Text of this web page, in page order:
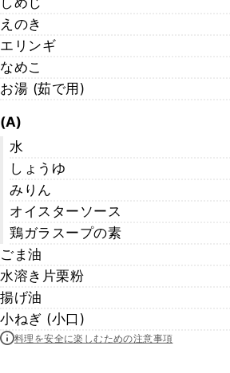
えのき
エリンギ
なめこ
お湯 (茹で用)
(A)
水
しょうゆ
みりん
オイスターソース
鶏ガラスープの素
ごま油
水溶き片栗粉
揚げ油
小ねぎ (小口)
料理を安全に楽しむための注意事項